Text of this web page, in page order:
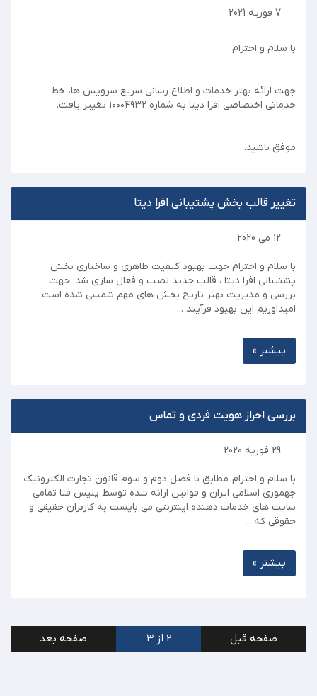
7 فوریه 2021
با سلام و احترام
جهت ارائه بهتر خدمات و اطلاع رسانی سریع سرویس ها، خط
خدماتی اختصاصی افرا دیتا به شماره ۱۰۰۰۴۹۳۲ تغییر یافت.
موفق باشید.
تغییر قالب بخش پشتیبانی افرا دیتا
12 می 2020
با سلام و احترام جهت بهبود کیفیت ظاهری و ساختاری بخش
پشتیبانی افرا دیتا ، قالب جدید نصب و فعال سازی شد. جهت
بررسی و مدیریت بهتر تاریخ بخش های مهم شمسی شده است .
امیداوریم این بهبود فرآیند ...
بیشتر »
بررسی احراز هویت فردی و تماس
29 فوریه 2020
با سلام و احترام مطابق با فصل دوم و سوم قانون تجارت الکترونیک
جهموری اسلامی ایران و قوانین ارائه شده توسط پلیس فتا تمامی
سایت های خدمات دهنده اینترنتی می بایست به کاربران حقیقی و
حقوقی که ...
بیشتر »
صفحه قبل 2 از 3 صفحه بعد